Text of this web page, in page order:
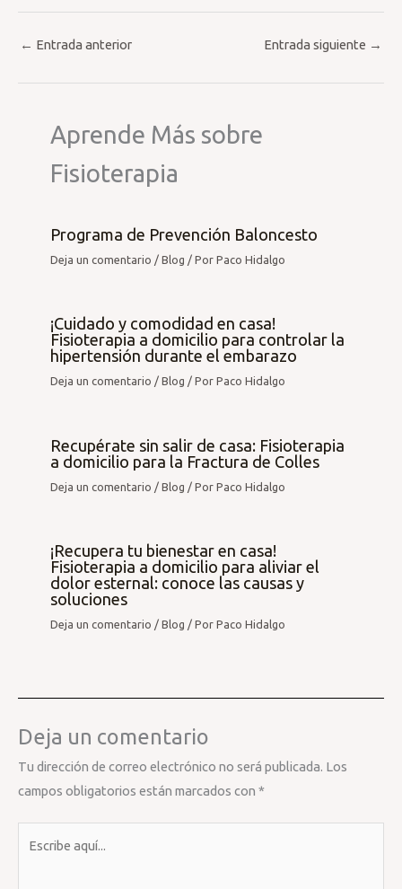
← Entrada anterior Entrada siguiente →
Aprende Más sobre
Fisioterapia
Programa de Prevención Baloncesto
Deja un comentario /Blog / PorPaco Hidalgo
¡Cuidado y comodidad en casa!
Fisioterapia a domicilio para controlar la
hipertensión durante el embarazo
Deja un comentario /Blog / PorPaco Hidalgo
Recupérate sin salir de casa: Fisioterapia
a domicilio para la Fractura de Colles
Deja un comentario /Blog / PorPaco Hidalgo
¡Recupera tu bienestar en casa!
Fisioterapia a domicilio para aliviar el
dolor esternal: conoce las causas y
soluciones
Deja un comentario /Blog / PorPaco Hidalgo
Deja un comentario
Tu dirección de correo electrónico no será publicada. Los
campos obligatorios están marcados con *